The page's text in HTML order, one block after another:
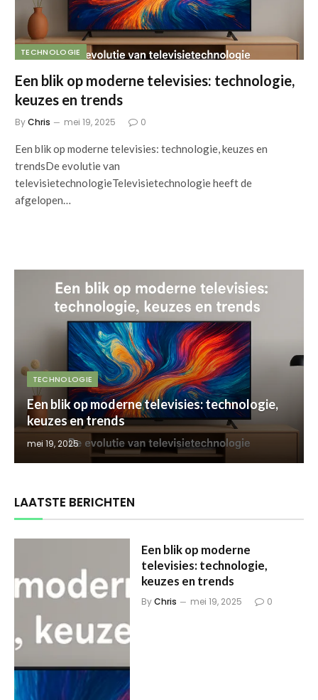
TECHNOLOGIE
Een blik op moderne televisies: technologie,
keuzes en trends
ByChris mei 19, 2025 0
Een blik op moderne televisies: technologie, keuzes en
trendsDe evolutie van
televisietechnologieTelevisietechnologie heeft de
afgelopen…
TECHNOLOGIE
Een blik op moderne televisies: technologie,
keuzes en trends
mei 19, 2025
LAATSTE BERICHTEN
Een blik op moderne
televisies: technologie,
keuzes en trends
ByChris mei 19, 2025 0